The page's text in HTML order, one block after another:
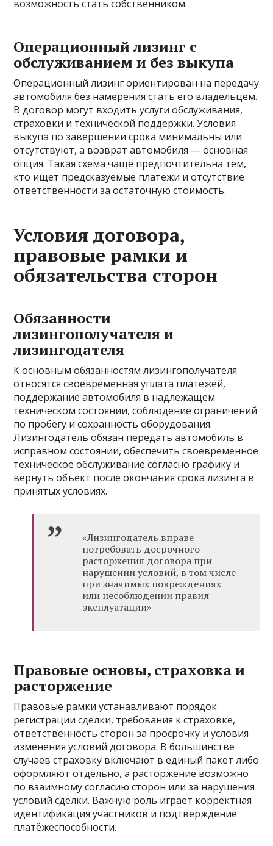
возможность стать собственником.
Операционный лизинг с
обслуживанием и без выкупа
Операционный лизинг ориентирован на передачу
автомобиля без намерения стать его владельцем.
В договор могут входить услуги обслуживания,
страховки и технической поддержки. Условия
выкупа по завершении срока минимальны или
отсутствуют, а возврат автомобиля — основная
опция. Такая схема чаще предпочтительна тем,
кто ищет предсказуемые платежи и отсутствие
ответственности за остаточную стоимость.
Условия договора,
правовые рамки и
обязательства сторон
Обязанности
лизингополучателя и
лизингодателя
К основным обязанностям лизингополучателя
относятся своевременная уплата платежей,
поддержание автомобиля в надлежащем
техническом состоянии, соблюдение ограничений
по пробегу и сохранность оборудования.
Лизингодатель обязан передать автомобиль в
исправном состоянии, обеспечить своевременное
техническое обслуживание согласно графику и
вернуть объект после окончания срока лизинга в
принятых условиях.
«Лизингодатель вправе
потребовать досрочного
расторжения договора при
нарушении условий, в том числе
при значимых повреждениях
или несоблюдении правил
эксплуатации»
Правовые основы, страховка и
расторжение
Правовые рамки устанавливают порядок
регистрации сделки, требования к страховке,
ответственность сторон за просрочку и условия
изменения условий договора. В большинстве
случаев страховку включают в единый пакет либо
оформляют отдельно, а расторжение возможно
по взаимному согласию сторон или за нарушения
условий сделки. Важную роль играет корректная
идентификация участников и подтверждение
платёжеспособности.